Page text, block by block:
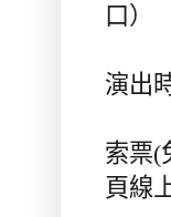
口）
演出
索票(
頁線